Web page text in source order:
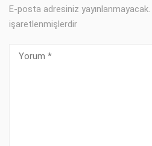
E-posta adresiniz yayınlanmayacak.
işaretlenmişlerdir